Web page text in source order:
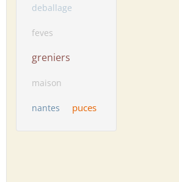
deballage
feves
greniers
maison
nantes puces